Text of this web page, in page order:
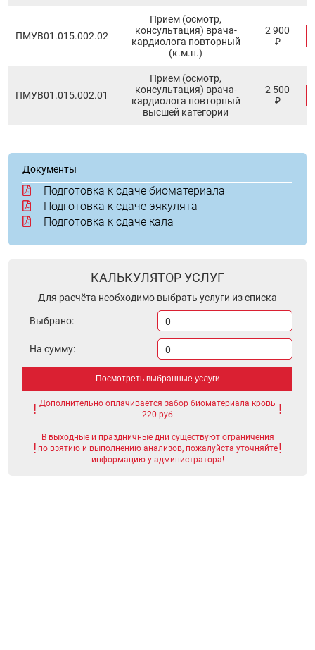
ПМУB01.015.002.02
Прием (осмотр,
консультация) врача-
кардиолога повторный
(к.м.н.)
2 900
₽
ПМУB01.015.002.01
Прием (осмотр,
консультация) врача-
кардиолога повторный
высшей категории
2 500
₽
Документы
Подготовка к сдаче биоматериала
Подготовка к сдаче эякулята
Подготовка к сдаче кала
КАЛЬКУЛЯТОР УСЛУГ
Для расчёта необходимо выбрать услуги из списка
Выбрано: 0
На сумму: 0
Посмотреть выбранные услуги
Дополнительно оплачивается забор биоматериала кровь
220 руб
В выходные и праздничные дни существуют ограничения
по взятию и выполнению анализов, пожалуйста уточняйте
информацию у администратора!